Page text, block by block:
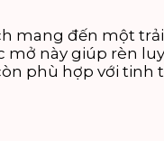
mang đến một
mở này giúp rèn
phù hợp với tinh